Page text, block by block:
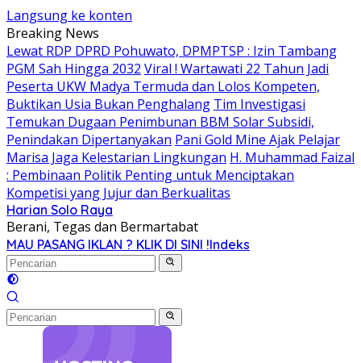
Langsung ke konten
Breaking News
Lewat RDP DPRD Pohuwato, DPMPTSP : Izin Tambang
PGM Sah Hingga 2032 Viral ! Wartawati 22 Tahun Jadi
Peserta UKW Madya Termuda dan Lolos Kompeten,
Buktikan Usia Bukan Penghalang Tim Investigasi
Temukan Dugaan Penimbunan BBM Solar Subsidi,
Penindakan Dipertanyakan Pani Gold Mine Ajak Pelajar
Marisa Jaga Kelestarian Lingkungan H. Muhammad Faizal
: Pembinaan Politik Penting untuk Menciptakan
Kompetisi yang Jujur dan Berkualitas
Harian Solo Raya
Berani, Tegas dan Bermartabat
MAU PASANG IKLAN ? KLIK DI SINI !Indeks